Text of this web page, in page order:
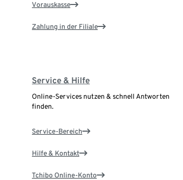
Vorauskasse
Zahlung in der Filiale
Service & Hilfe
Online-Services nutzen & schnell Antworten
finden.
Service-Bereich
Hilfe & Kontakt
Tchibo Online-Konto